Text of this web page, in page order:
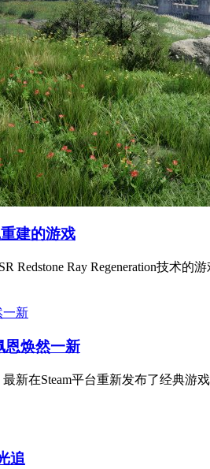
建的游戏
Ray Regeneration技术的
恩焕然一新
新在Steam平台重新发布了经典游
追